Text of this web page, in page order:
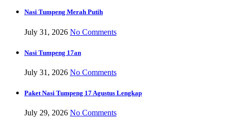
Nasi Tumpeng Merah Putih
July 31, 2026 No Comments
Nasi Tumpeng 17an
July 31, 2026 No Comments
Paket Nasi Tumpeng 17 Agustus Lengkap
July 29, 2026 No Comments